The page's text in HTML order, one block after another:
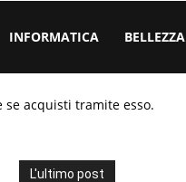
INFORMATICA BELLEZZA
acquisti tramite esso.
L'ultimo post